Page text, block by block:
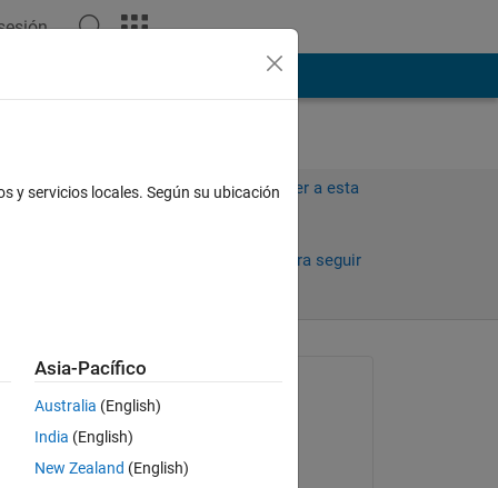
Iniciar sesión para responder a esta
Iniciar sesión para seguir
SOUVIK DARIPA
el 23 de Abr. de 2024
y servicios locales. Según su ubicación
Asia-Pacífico
Australia (English)
India (English)
New Zealand (English)